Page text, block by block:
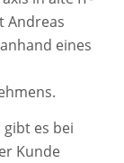
Andreas
eines
es bei
Kunde